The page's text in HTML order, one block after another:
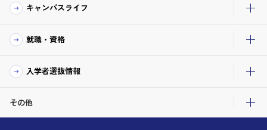
キャンパスライフ
就職・資格
入学者選抜情報
その他